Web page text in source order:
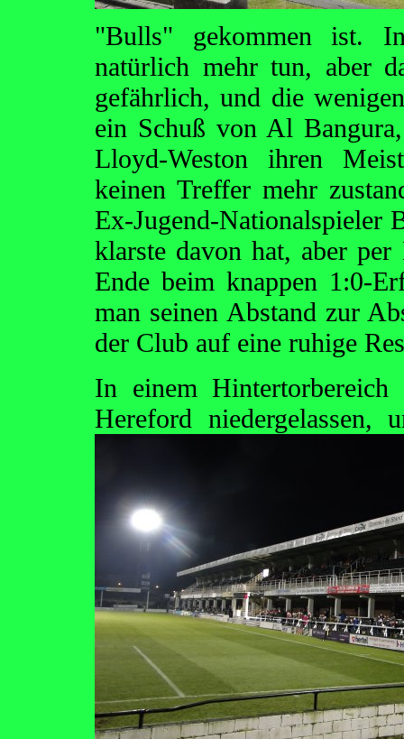
"Bulls" gekommen ist.
natürlich mehr tun, aber
gefährlich, und die
ein Schuß von Al
Lloyd-Weston ihren
keinen Treffer mehr
Ex-Jugend-Nationalspieler
klarste davon hat, aber
Ende beim knappen 1:0-
man seinen Abstand zur
der Club auf eine ruhige
In einem
Hereford